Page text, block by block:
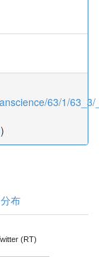
63/1/63_3/
)
分布
(RT)